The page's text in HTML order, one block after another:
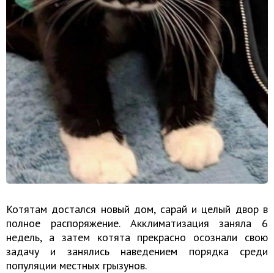
Котятам достался новый дом, сарай и целый двор в
полное распоряжение. Акклиматизация заняла 6
недель, а затем котята прекрасно осознали свою
задачу и занялись наведением порядка среди
популяции местных грызунов.